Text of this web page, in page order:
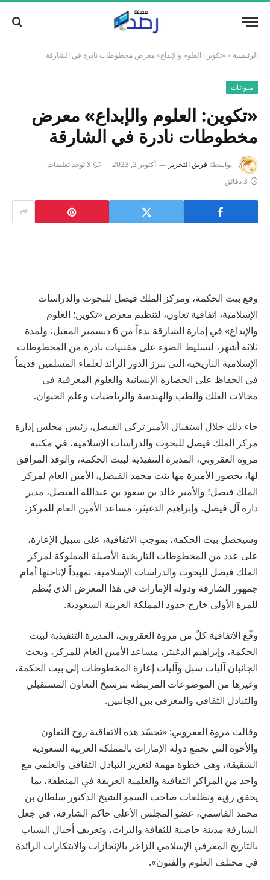
الرئيسية »«تكوين: العلوم والإبداع» معرض مخطوطات نادرة في الشارقة
منوعات
«تكوين: العلوم والإبداع» معرض
مخطوطات نادرة في الشارقة
بواسطة فريق التحرير أكتوبر 2, 2023
لا توجد تعليقات
3 دقائق
وقع بيت الحكمة، ومركز الملك فيصل للبحوث والدراسات
الإسلامية، اتفاقية تعاون، لتنظيم معرض «تكوين: العلوم
والإبداع» في إمارة الشارقة بدءاً من 6 ديسمبر المقبل، ولمدة
ثلاثة أشهر، لتسليط الضوء على مقتنيات نادرة من المخطوطات
الإسلامية التاريخية التي تبرز الدور الرائد لعلماء المسلمين قديماً
في الحفاظ على الحضارة الإنسانية والعلوم المعرفية في
مجالات الفلك والطب والهندسة والرياضيات وعلم الحيوان.
جاء ذلك خلال استقبال الأمير تركي الفيصل، رئيس مجلس إدارة
مركز الملك فيصل للبحوث والدراسات الإسلامية، في مكتبه
مروة العقروبي، المديرة التنفيذية لبيت الحكمة، والوفد المرافق
لها، بحضور الأميرة مها بنت محمد الفيصل، الأمين العام لمركز
الملك فيصل؛ والأمير خالد بن سعود بن عبدالله الفيصل، مدير
دارة آل فيصل، وإبراهيم الدغيثر، مساعد الأمين العام للمركز.
وسيحصل بيت الحكمة، بموجب الاتفاقية، على سبيل الإعارة،
على عدد من المخطوطات التاريخية الأصيلة المملوكة لمركز
الملك فيصل للبحوث والدراسات الإسلامية، تمهيداً لإتاحتها أمام
جمهور الشارقة ودولة الإمارات في هذا المعرض الذي يُنظم
للمرة الأولى خارج حدود المملكة العربية السعودية.
وقّع الاتفاقية كلٌ من مروة العقروبي، المديرة التنفيذية لبيت
الحكمة، وإبراهيم الدغيثر، مساعد الأمين العام للمركز، وبحث
الجانبان آليات سبل وآليات إعارة المخطوطات إلى بيت الحكمة،
وغيرها من الموضوعات المرتبطة بترسيخ التعاون المستقبلي
والتبادل الثقافي والمعرفي بين الجانبين.
وقالت مروة العقروبي: «تجسّد هذه الاتفاقية روح التعاون
والأخوة التي تجمع دولة الإمارات بالمملكة العربية السعودية
الشقيقة، وهي خطوة مهمة لتعزيز التبادل الثقافي والعلمي مع
واحد من المراكز الثقافية والعلمية العريقة في المنطقة، بما
يحقق رؤية وتطلعات صاحب السمو الشيخ الدكتور سلطان بن
محمد القاسمي، عضو المجلس الأعلى حاكم الشارقة، في جعل
الشارقة مدينة حاضنة للثقافة والتراث، وتعريف أجيال الشباب
بالتاريخ المعرفي الإسلامي الزاخر بالإنجازات والابتكارات الرائدة
في مختلف العلوم والفنون».